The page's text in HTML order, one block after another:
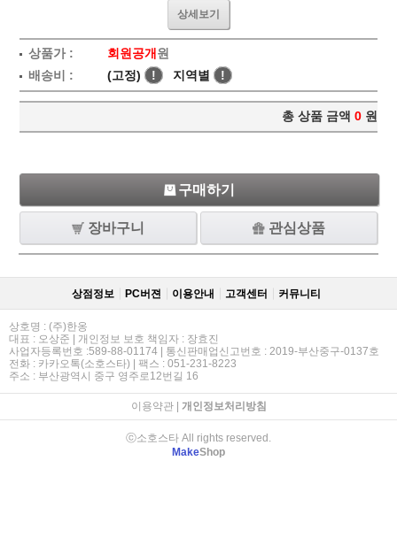
상세보기
상품가 : 회원공개 원
배송비 :
(고정) ! 지역별 !
총 상품 금액 0 원
구매하기
장바구니 관심상품
상점정보 PC버젼 이용안내 고객센터 커뮤니티
상호명 : (주)한옹
대표 : 오상준 | 개인정보 보호 책임자 : 장효진
사업자등록번호 :589-88-01174 | 통신판매업신고번호 : 2019-부산중구-0137호
전화 : 카카오톡(소호스타) | 팩스 : 051-231-8223
주소 : 부산광역시 중구 영주로12번길 16
이용약관| 개인정보처리방침
ⓒ소호스타 All rights reserved.
MakeShop